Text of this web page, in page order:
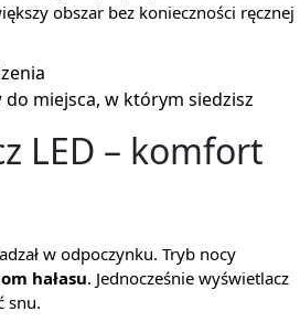
obszar bez konieczności ręcznej
miejsca, w którym siedzisz
LED – komfort
w odpoczynku. Tryb nocy
hałasu. Jednocześnie wyświetlacz
snu.